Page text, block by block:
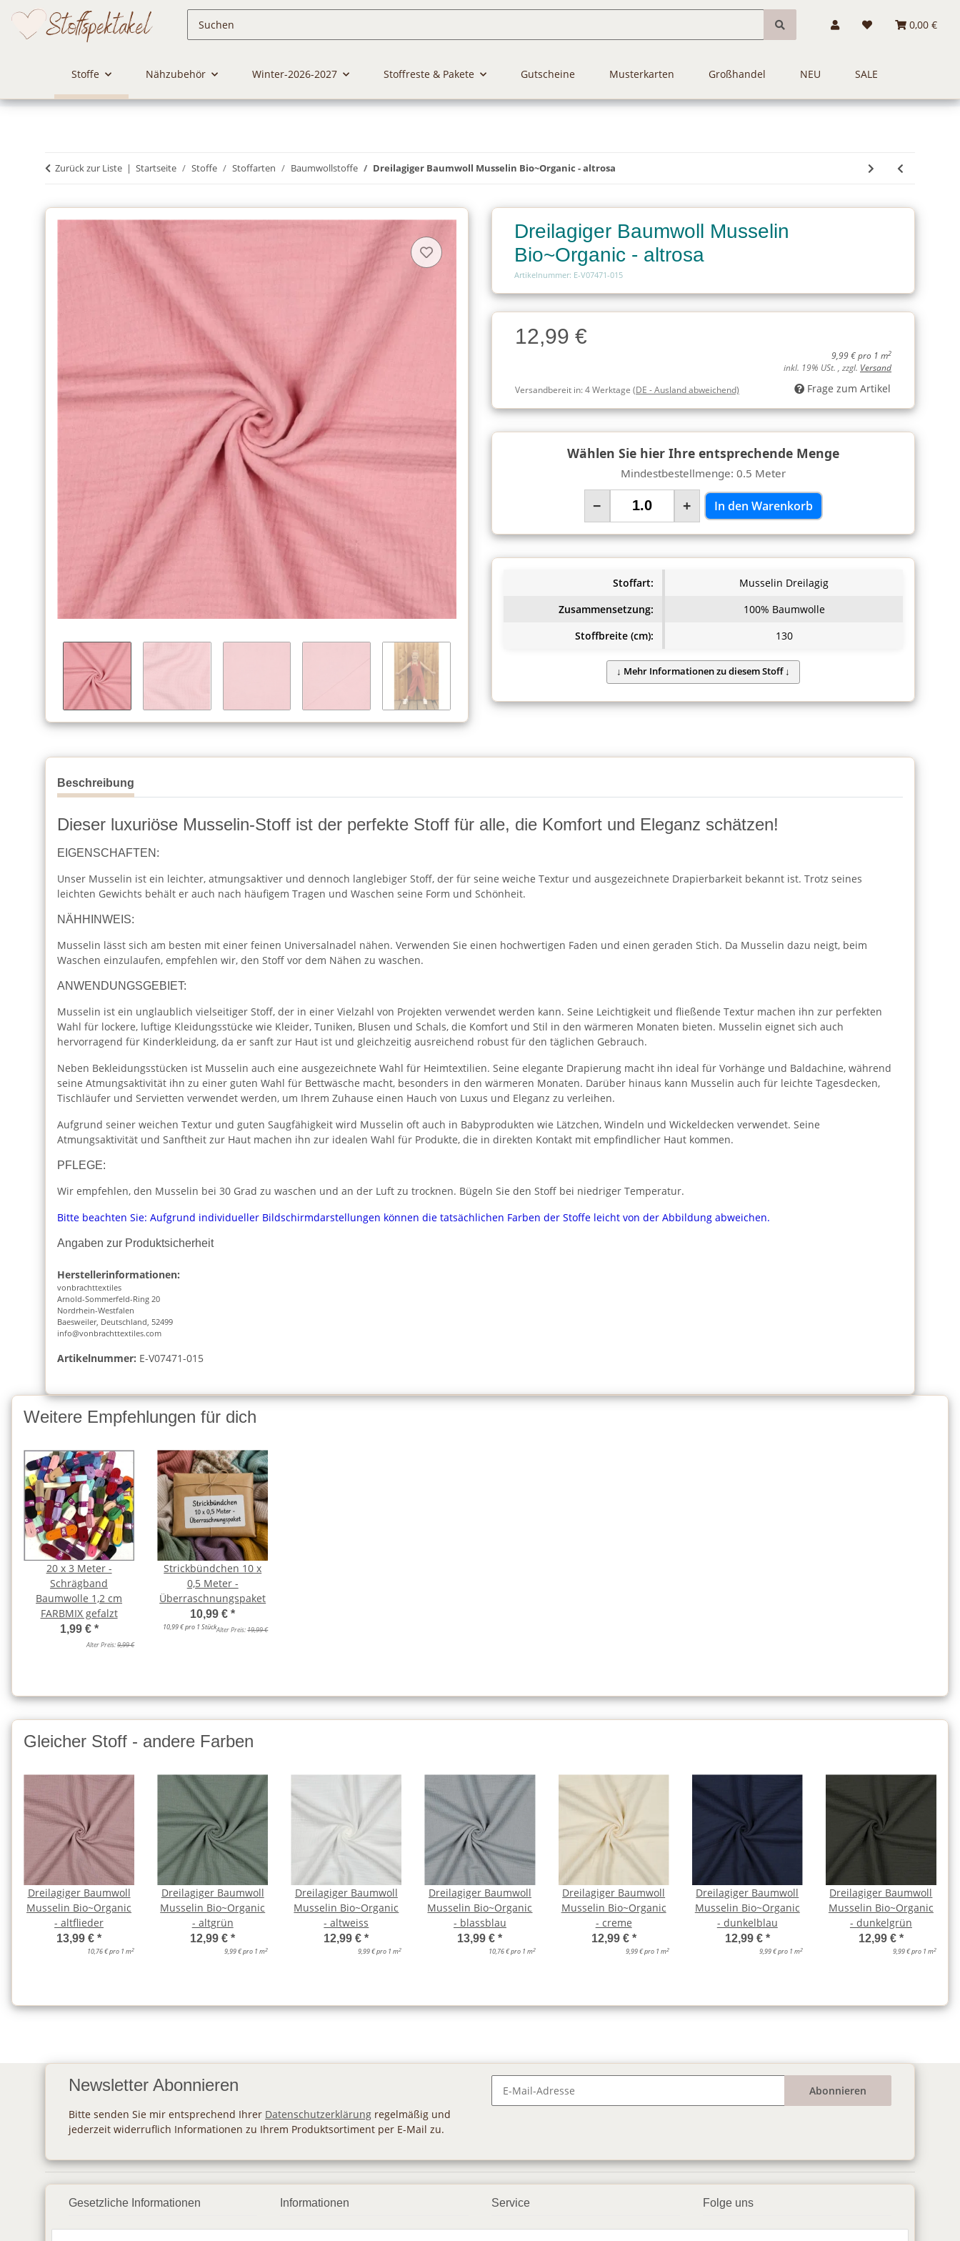
0,00 €
Stoffe Nähzubehör Winter-2026-2027 Stoffreste & Pakete Gutscheine Musterkarten Großhandel NEU SALE
Zurück zur Liste Startseite Stoffe Stoffarten Baumwollstoffe Dreilagiger Baumwoll Musselin Bio~Organic - altrosa
Dreilagiger Baumwoll Musselin
Bio~Organic - altrosa
Artikelnummer: E-V07471-015
Charge
Charge12,99 €
9,99 € pro 1 m2
inkl. 19% USt. , zzgl. Versand
Versandbereit in:4 Werktage (DE - Ausland abweichend) Frage zum Artikel
Wählen Sie hier Ihre entsprechende Menge
Mindestbestellmenge: 0.5 Meter
− + In den Warenkorb
Stoffart:
Musselin Dreilagig
Zusammensetzung:
100% Baumwolle
Stoffbreite (cm):
130
Beschreibung
Dieser luxuriöse Musselin-Stoff ist der perfekte Stoff für alle, die Komfort und Eleganz schätzen!
EIGENSCHAFTEN:
Unser Musselin ist ein leichter, atmungsaktiver und dennoch langlebiger Stoff, der für seine weiche Textur und ausgezeichnete Drapierbarkeit bekannt ist. Trotz seines
leichten Gewichts behält er auch nach häufigem Tragen und Waschen seine Form und Schönheit.
NÄHHINWEIS:
Musselin lässt sich am besten mit einer feinen Universalnadel nähen. Verwenden Sie einen hochwertigen Faden und einen geraden Stich. Da Musselin dazu neigt, beim
Waschen einzulaufen, empfehlen wir, den Stoff vor dem Nähen zu waschen.
ANWENDUNGSGEBIET:
Musselin ist ein unglaublich vielseitiger Stoff, der in einer Vielzahl von Projekten verwendet werden kann. Seine Leichtigkeit und fließende Textur machen ihn zur perfekten
Wahl für lockere, luftige Kleidungsstücke wie Kleider, Tuniken, Blusen und Schals, die Komfort und Stil in den wärmeren Monaten bieten. Musselin eignet sich auch
hervorragend für Kinderkleidung, da er sanft zur Haut ist und gleichzeitig ausreichend robust für den täglichen Gebrauch.
Neben Bekleidungsstücken ist Musselin auch eine ausgezeichnete Wahl für Heimtextilien. Seine elegante Drapierung macht ihn ideal für Vorhänge und Baldachine, während
seine Atmungsaktivität ihn zu einer guten Wahl für Bettwäsche macht, besonders in den wärmeren Monaten. Darüber hinaus kann Musselin auch für leichte Tagesdecken,
Tischläufer und Servietten verwendet werden, um Ihrem Zuhause einen Hauch von Luxus und Eleganz zu verleihen.
Aufgrund seiner weichen Textur und guten Saugfähigkeit wird Musselin oft auch in Babyprodukten wie Lätzchen, Windeln und Wickeldecken verwendet. Seine
Atmungsaktivität und Sanftheit zur Haut machen ihn zur idealen Wahl für Produkte, die in direkten Kontakt mit empfindlicher Haut kommen.
PFLEGE:
Wir empfehlen, den Musselin bei 30 Grad zu waschen und an der Luft zu trocknen. Bügeln Sie den Stoff bei niedriger Temperatur.
Bitte beachten Sie: Aufgrund individueller Bildschirmdarstellungen können die tatsächlichen Farben der Stoffe leicht von der Abbildung abweichen.
Angaben zur Produktsicherheit
Herstellerinformationen:
vonbrachttextiles
Arnold-Sommerfeld-Ring 20
Nordrhein-Westfalen
Baesweiler, Deutschland, 52499
info@vonbrachttextiles.com
Artikelnummer: E-V07471-015
Weitere Empfehlungen für dich
20 x 3 Meter -
Schrägband
Baumwolle 1,2 cm
FARBMIX gefalzt
1,99 € *
Alter Preis:9,99 €
Strickbündchen 10 x
0,5 Meter -
Überraschnungspaket
10,99 €*
10,99 € pro 1 StückAlter Preis:19,99 €
Gleicher Stoff - andere Farben
Dreilagiger Baumwoll
Musselin Bio~Organic
- altflieder
13,99 €*
10,76 € pro 1 m2
Dreilagiger Baumwoll
Musselin Bio~Organic
- altgrün
12,99 €*
9,99 € pro 1 m2
Dreilagiger Baumwoll
Musselin Bio~Organic
- altweiss
12,99 €*
9,99 € pro 1 m2
Dreilagiger Baumwoll
Musselin Bio~Organic
- blassblau
13,99 €*
10,76 € pro 1 m2
Dreilagiger Baumwoll
Musselin Bio~Organic
- creme
12,99 € *
9,99 € pro 1 m2
Dreilagiger Baumwoll
Musselin Bio~Organic
- dunkelblau
12,99 € *
9,99 € pro 1 m2
Dreilagiger Baumwoll
Musselin Bio~Organic
- dunkelgrün
12,99 € *
9,99 € pro 1 m2
Newsletter Abonnieren
Bitte senden Sie mir entsprechend Ihrer Datenschutzerklärung regelmäßig und
jederzeit widerruflich Informationen zu Ihrem Produktsortiment per E-Mail zu.
Abonnieren
Gesetzliche Informationen Informationen Service Folge uns